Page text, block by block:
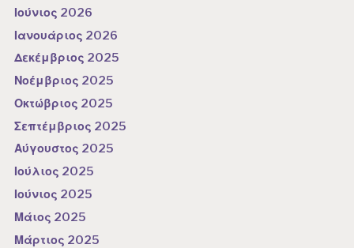
Ιούνιος 2026
Ιανουάριος 2026
Δεκέμβριος 2025
Νοέμβριος 2025
Οκτώβριος 2025
Σεπτέμβριος 2025
Αύγουστος 2025
Ιούλιος 2025
Ιούνιος 2025
Μάιος 2025
Μάρτιος 2025